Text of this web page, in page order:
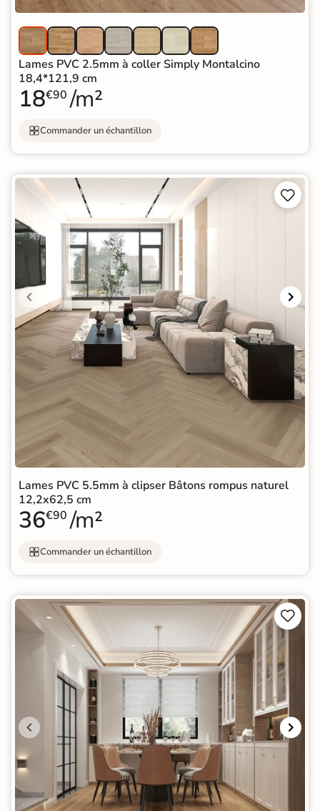
Lames PVC 2.5mm à coller Simply Montalcino
18,4*121,9 cm
18€90 /m²
Commander un échantillon


Lames PVC 5.5mm à clipser Bâtons rompus naturel
12,2x62,5 cm
36€90 /m²
Commander un échantillon

